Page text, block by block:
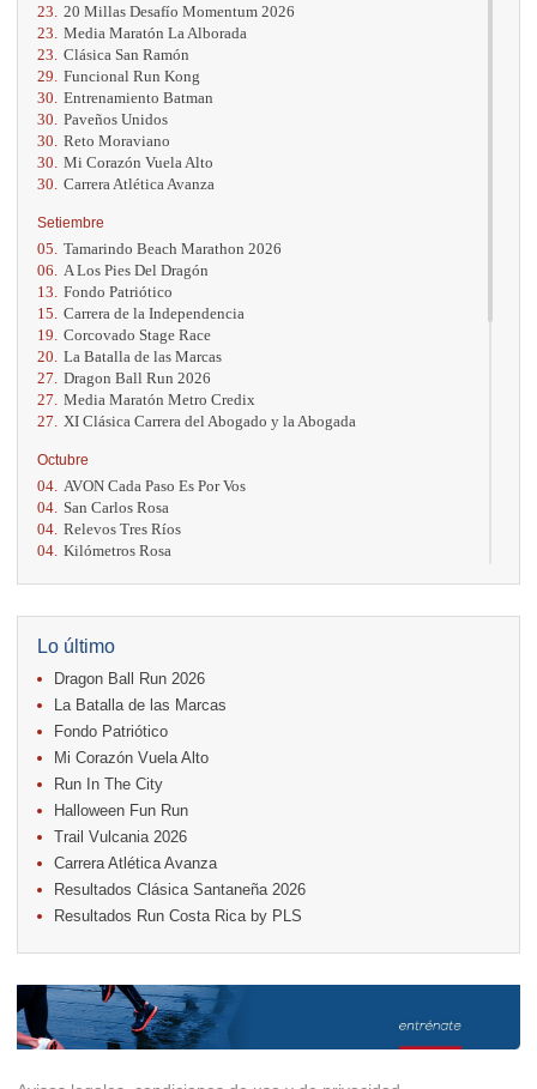
23. 20 Millas Desafío Momentum 2026
23. Media Maratón La Alborada
23. Clásica San Ramón
29. Funcional Run Kong
30. Entrenamiento Batman
30. Paveños Unidos
30. Reto Moraviano
30. Mi Corazón Vuela Alto
30. Carrera Atlética Avanza
Setiembre
05. Tamarindo Beach Marathon 2026
06.
A Los Pies Del Dragón
13. Fondo Patriótico
15. Carrera de la Independencia
19. Corcovado Stage Race
20. La Batalla de las Marcas
27. Dragon Ball Run 2026
27. Media Maratón Metro Credix
27.
XI Clásica Carrera del Abogado y la Abogada
Octubre
04. AVON Cada Paso Es Por Vos
04. San Carlos Rosa
04. Relevos Tres Ríos
04. Kilómetros Rosa
18. Casa Turire Trail Run
18.
Warriors Run Circuit
18. Samsung Jacó Beach Half Marathon 2026
25. KRun by Under Armour
25. Run Alajuela
31.
Halloween Fun Run
Noviembre
08. Lindora Run
15. Entre Pan y Rosas
Diciembre
06. Trail Vulcania 2026
12. Media Maratón Puntarenas 2026
Lo último
Dragon Ball Run 2026
La Batalla de las Marcas
Fondo Patriótico
Mi Corazón Vuela Alto
Run In The City
Halloween Fun Run
Trail Vulcania 2026
Carrera Atlética Avanza
Resultados Clásica Santaneña 2026
Resultados Run Costa Rica by PLS